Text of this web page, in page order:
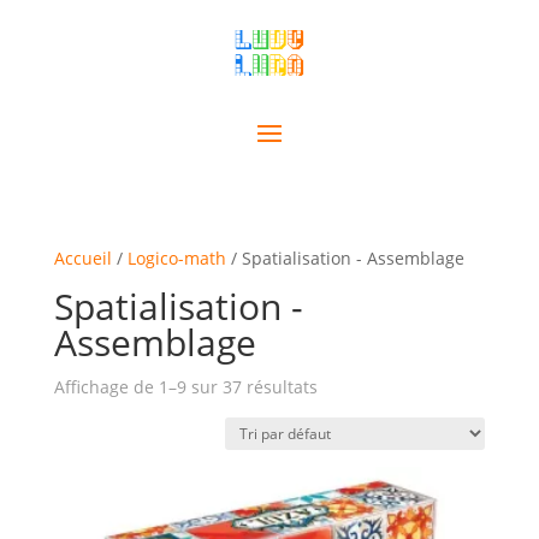
Accueil / Logico-math / Spatialisation - Assemblage
Spatialisation -
Assemblage
Affichage de 1–9 sur 37 résultats